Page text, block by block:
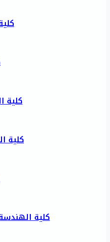
كلية
كلية
كلية